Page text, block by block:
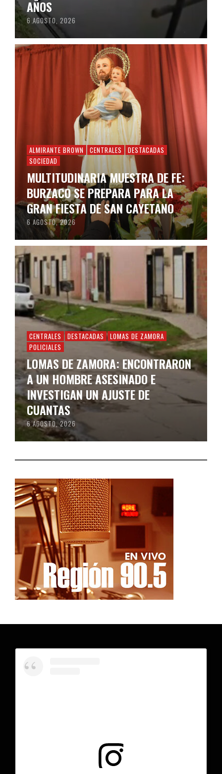
AÑOS
6 AGOSTO, 2026
ALMIRANTE BROWN CENTRALES
DESTACADAS
SOCIEDAD
MULTITUDINARIA MUESTRA DE FE:
BURZACO SE PREPARA PARA LA
GRAN FIESTA DE SAN CAYETANO
6 AGOSTO, 2026
CENTRALES DESTACADAS
LOMAS DE ZAMORA
POLICIALES
LOMAS DE ZAMORA: ENCONTRARON
A UN HOMBRE ASESINADO E
INVESTIGAN UN AJUSTE DE
CUANTAS
6 AGOSTO, 2026